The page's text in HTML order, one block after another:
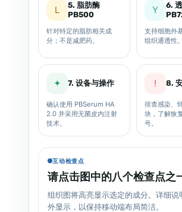
L
5. 脂肪酶
PB500
针对特定的脂肪相关成
分；不是减肥药。
Y
6.
支持细胞外
组织通透性。
✦ 7. 设备与操作
确认使用 PBSerum HA
2.0 并采用无菌皮内注射
技术。
! 8.
排查感染、
块，了解恢
号。
互动检查点
请点击图中的八个检查点之
组织图将高亮显示选定的成分。详细说
外显示，以保持移动端布局简洁。